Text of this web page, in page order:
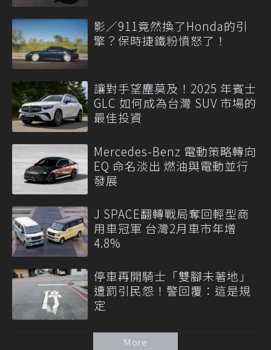
影／911竟然換了Honda的引
擎？保時捷鐵粉憤怒了！
讓對手望塵莫及！2025 年賓士
GLC 如何成為台灣 SUV 市場的
最佳投資
Mercedes-Benz 電動策略轉向
EQ 命名淡出 燃油與電動並行
發展
J SPACE翻轉戰局奪回輕型商
用車冠軍 台灣2月車市年增
4.8%
停車再開騎士「雙腳未著地」
遭罰引民怨！警回覆：這是規
定
More